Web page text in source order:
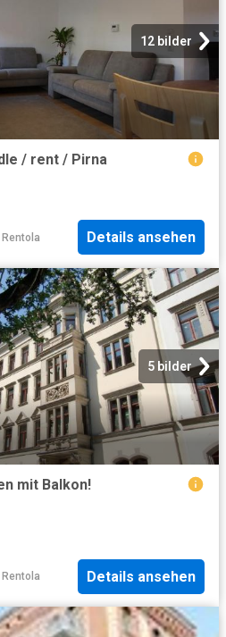
12 bilder
/ rent / Pirna
Rentola Details ansehen
5 bilder
mit Balkon!
Rentola Details ansehen